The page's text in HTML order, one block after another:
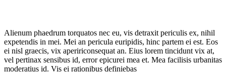
Alienum phaedrum torquatos nec eu, vis detraxit periculis ex, nihil
expetendis in mei. Mei an pericula euripidis, hinc partem ei est. Eos
ei nisl graecis, vix apeririconsequat an. Eius lorem tincidunt vix at,
vel pertinax sensibus id, error epicurei mea et. Mea facilisis urbanitas
moderatius id. Vis ei rationibus definiebas